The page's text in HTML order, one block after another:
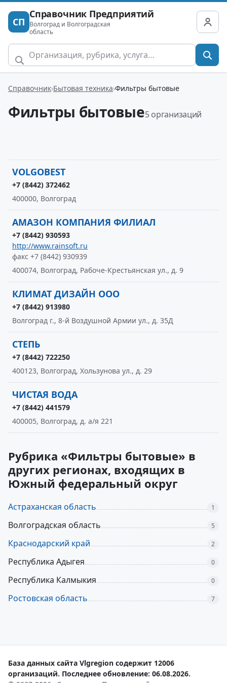
СП
Справочник Предприятий
Волгоград и Волгоградская
область
Справочник Бытовая техника Фильтры бытовые
Фильтры бытовые5 организаций
VOLGOBEST
+7 (8442) 372462
400000, Волгоград
АМАЗОН КОМПАНИЯ ФИЛИАЛ
+7 (8442) 930593
http://www.rainsoft.ru
факс +7 (8442) 930939
400074, Волгоград, Рабоче-Крестьянская ул., д. 9
КЛИМАТ ДИЗАЙН ООО
+7 (8442) 913980
Волгоград г., 8-й Воздушной Армии ул., д. 35Д
СТЕПЬ
+7 (8442) 722250
400123, Волгоград, Хользунова ул., д. 29
ЧИСТАЯ ВОДА
+7 (8442) 441579
400005, Волгоград, д. а/я 221
Рубрика «Фильтры бытовые» в
других регионах, входящих в
Южный федеральный округ
Астраханская область 1
Волгоградская область 5
Краснодарский край 2
Республика Адыгея 0
Республика Калмыкия 0
Ростовская область 7
База данных сайта Vlgregion содержит 12006
организаций. Последнее обновление: 06.08.2026.